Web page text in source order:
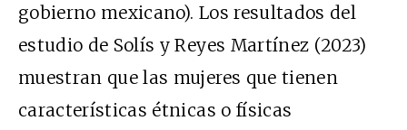
gobierno mexicano). Los resultados del
estudio de Solís y Reyes Martínez (2023)
muestran que las mujeres que tienen
características étnicas o físicas